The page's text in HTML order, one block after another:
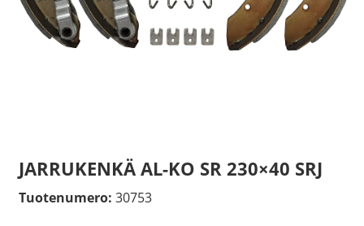
JARRUKENKÄ AL-KO SR 230×40 SRJ
Tuotenumero: 30753